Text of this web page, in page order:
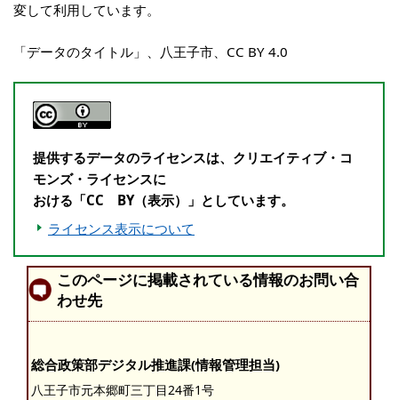
変して利用しています。
「データのタイトル」、八王子市、CC BY 4.0
提供するデータのライセンスは、クリエイティブ・コ
モンズ・ライセンスに
おける「CC BY（表示）」としています。
ライセンス表示について
このページに掲載されている情報のお問い合
わせ先
総合政策部デジタル推進課(情報管理担当)
八王子市元本郷町三丁目24番1号